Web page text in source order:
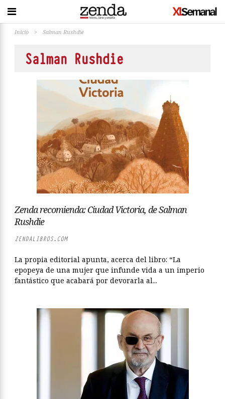
Inicio > Salman Rushdie
Salman Rushdie
Zenda recomienda: Ciudad Victoria, de Salman
Rushdie
ZENDALIBROS.COM
La propia editorial apunta, acerca del libro: “La
epopeya de una mujer que infunde vida a un imperio
fantástico que acabará por devorarla al...